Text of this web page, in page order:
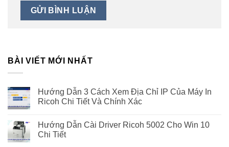
BÀI VIẾT MỚI NHẤT
Hướng Dẫn 3 Cách Xem Địa Chỉ IP Của Máy In
Ricoh Chi Tiết Và Chính Xác
Hướng Dẫn Cài Driver Ricoh 5002 Cho Win 10
Chi Tiết